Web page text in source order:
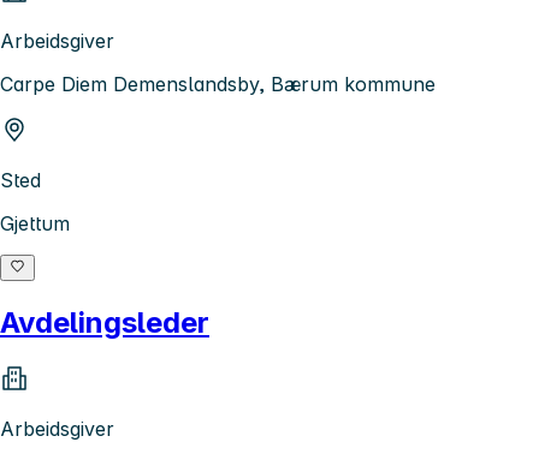
Arbeidsgiver
Carpe Diem Demenslandsby, Bærum kommune
Sted
Gjettum
Avdelingsleder
Arbeidsgiver